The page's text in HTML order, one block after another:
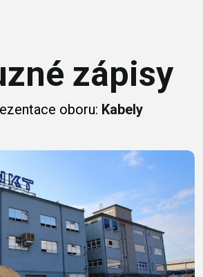
zápisy
oboru: Kabely